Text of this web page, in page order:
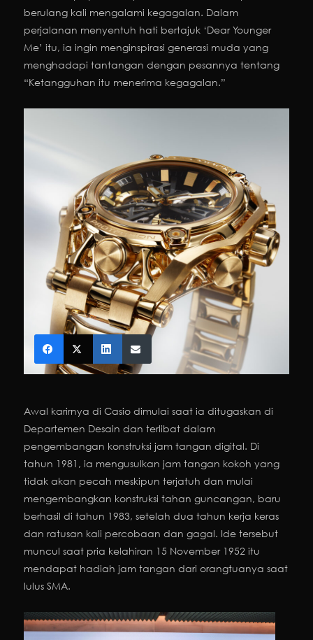
berulang kali mengalami kegagalan. Dalam
perjalanan menyentuh hati bertajuk ‘Dear Younger
Me’ itu, ia ingin menginspirasi generasi muda yang
menghadapi tantangan dengan pesannya tentang
“Ketangguhan itu menerima kegagalan.”
Awal karirnya di Casio dimulai saat ia ditugaskan di
Departemen Desain dan terlibat dalam
pengembangan konstruksi jam tangan digital. Di
tahun 1981, ia mengusulkan jam tangan kokoh yang
tidak akan pecah meskipun terjatuh dan mulai
mengembangkan konstruksi tahan guncangan, baru
berhasil di tahun 1983, setelah dua tahun kerja keras
dan ratusan kali percobaan dan gagal. Ide tersebut
muncul saat pria kelahiran 15 November 1952 itu
mendapat hadiah jam tangan dari orangtuanya saat
lulus SMA.